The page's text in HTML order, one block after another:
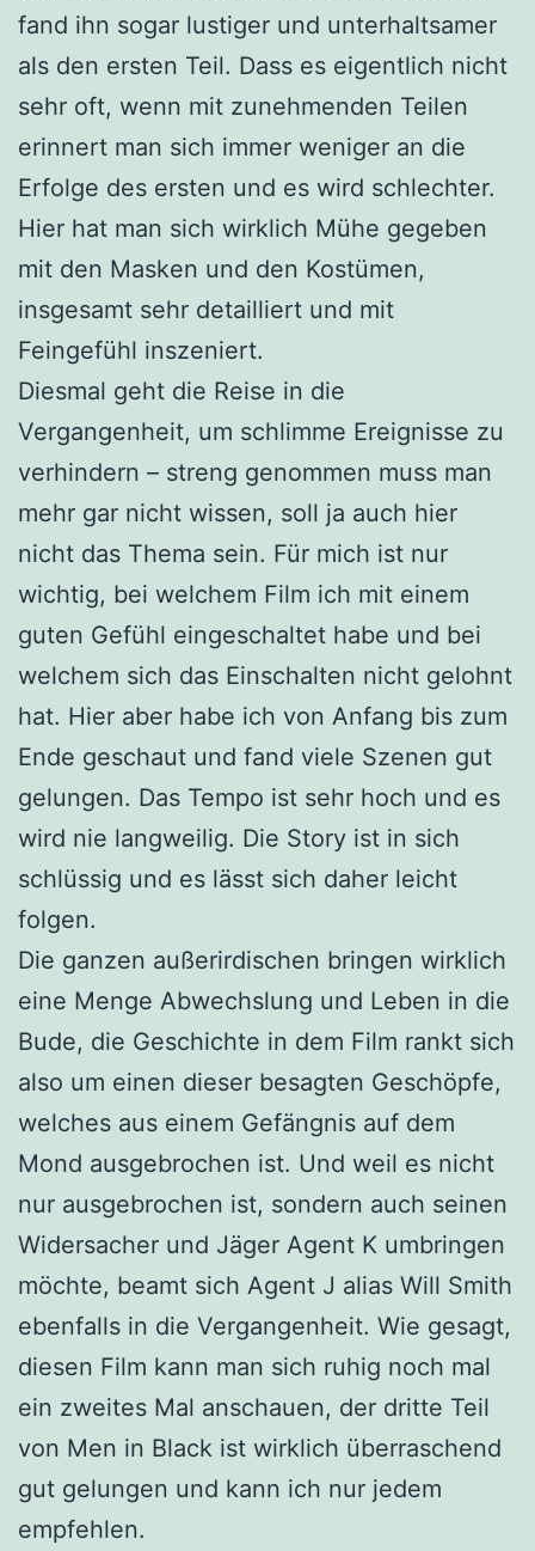
fand ihn sogar lustiger und unterhaltsamer
als den ersten Teil. Dass es eigentlich nicht
sehr oft, wenn mit zunehmenden Teilen
erinnert man sich immer weniger an die
Erfolge des ersten und es wird schlechter.
Hier hat man sich wirklich Mühe gegeben
mit den Masken und den Kostümen,
insgesamt sehr detailliert und mit
Feingefühl inszeniert.
Diesmal geht die Reise in die
Vergangenheit, um schlimme Ereignisse zu
verhindern – streng genommen muss man
mehr gar nicht wissen, soll ja auch hier
nicht das Thema sein. Für mich ist nur
wichtig, bei welchem Film ich mit einem
guten Gefühl eingeschaltet habe und bei
welchem sich das Einschalten nicht gelohnt
hat. Hier aber habe ich von Anfang bis zum
Ende geschaut und fand viele Szenen gut
gelungen. Das Tempo ist sehr hoch und es
wird nie langweilig. Die Story ist in sich
schlüssig und es lässt sich daher leicht
folgen.
Die ganzen außerirdischen bringen wirklich
eine Menge Abwechslung und Leben in die
Bude, die Geschichte in dem Film rankt sich
also um einen dieser besagten Geschöpfe,
welches aus einem Gefängnis auf dem
Mond ausgebrochen ist. Und weil es nicht
nur ausgebrochen ist, sondern auch seinen
Widersacher und Jäger Agent K umbringen
möchte, beamt sich Agent J alias Will Smith
ebenfalls in die Vergangenheit. Wie gesagt,
diesen Film kann man sich ruhig noch mal
ein zweites Mal anschauen, der dritte Teil
von Men in Black ist wirklich überraschend
gut gelungen und kann ich nur jedem
empfehlen.